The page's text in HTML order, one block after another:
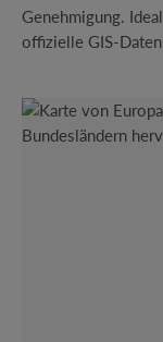
Genehmigung.
offizielle GIS-
Bildergalerie